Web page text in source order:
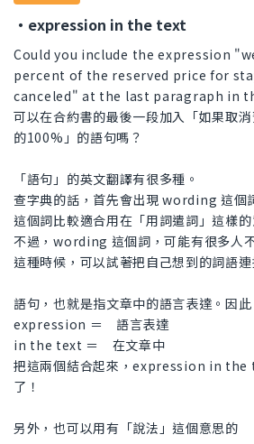
・expression in the text
Could you include the expression
percent of the reserved price for
canceled" at the last paragraph in
可以在合約書的最後一段加入「如果取
的100%」的語句嗎？
「語句」的英文翻譯有很多種。
查字典的話，首先會出現 wording 這個
這個詞比較適合用在「用詞遣詞」這樣的
不過，wording 這個詞，可能有很多人
這種時候，可以試著把自己想到的詞語連
語句，也就是指文章中的語言表達。因此
expression ＝ 語言表達
in the text ＝ 在文章中
把這兩個結合起來，expression in the
了！
另外，也可以用有「說法」這個意思的